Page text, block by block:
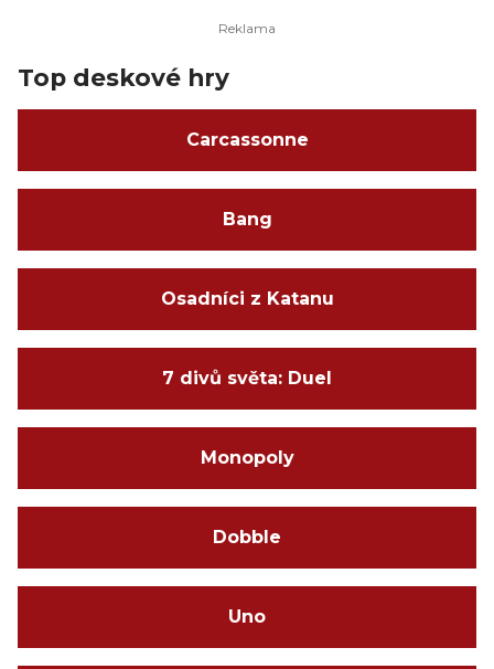
Top deskové hry
Carcassonne
Bang
Osadníci z Katanu
7 divů světa: Duel
Monopoly
Dobble
Uno